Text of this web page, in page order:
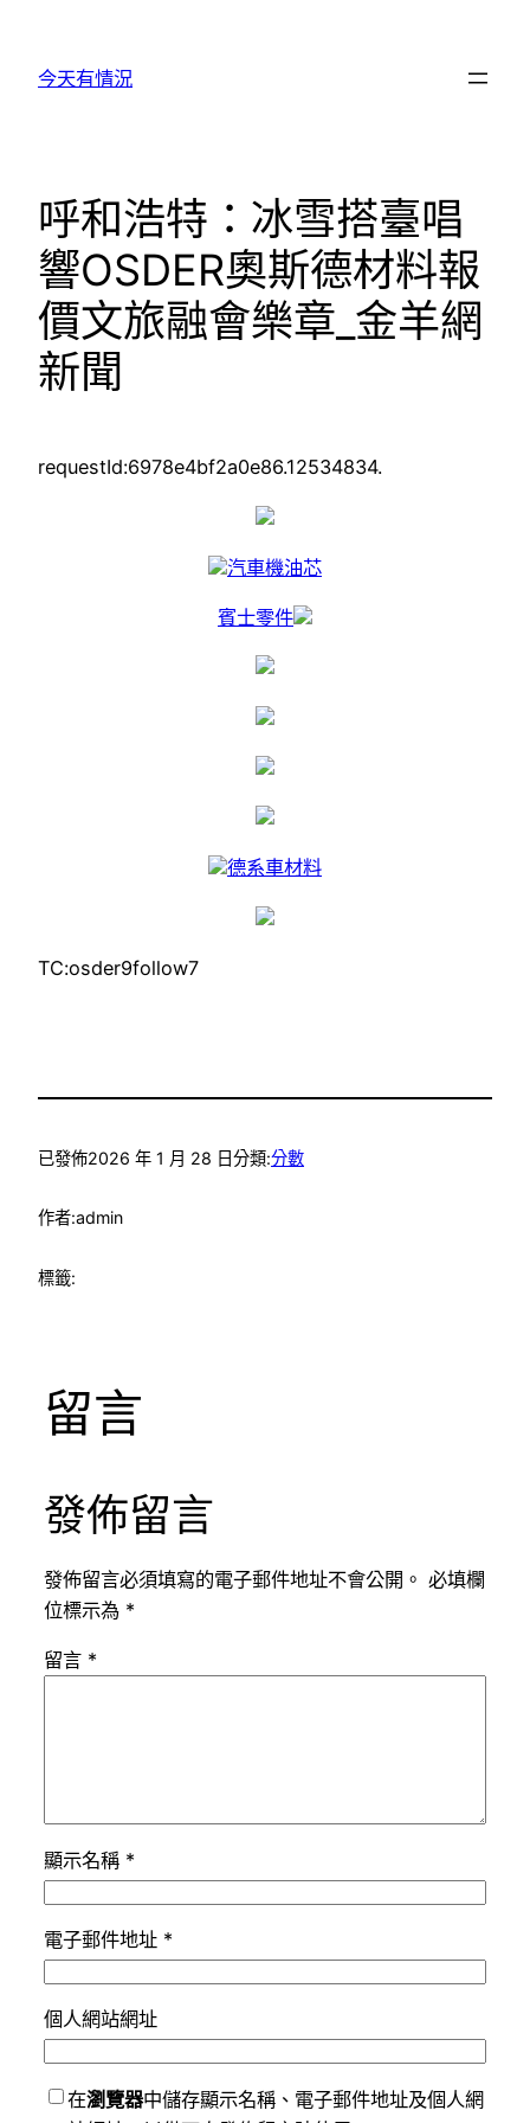
今天有情況
呼和浩特：冰雪搭臺唱
響OSDER奧斯德材料報
價文旅融會樂章_金羊網
新聞
requestId:6978e4bf2a0e86.12534834.
汽車機油芯
賓士零件
德系車材料
TC:osder9follow7
已發佈2026 年 1 月 28 日分類:分數
作者:admin
標籤:
留言
發佈留言
發佈留言必須填寫的電子郵件地址不會公開。 必填欄
位標示為 *
留言 *
顯示名稱 *
電子郵件地址 *
個人網站網址
在瀏覽器中儲存顯示名稱、電子郵件地址及個人網